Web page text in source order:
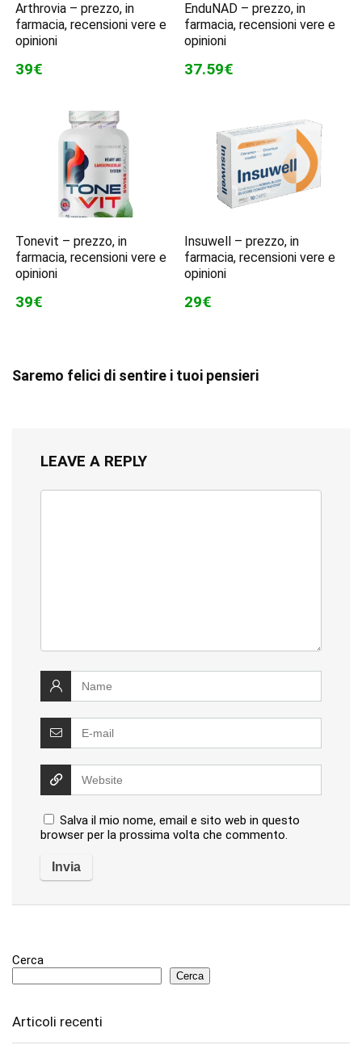
Arthrovia – prezzo, in
farmacia, recensioni vere e
opinioni
39€
EnduNAD – prezzo, in
farmacia, recensioni vere e
opinioni
37.59€
Tonevit – prezzo, in
farmacia, recensioni vere e
opinioni
39€
Insuwell – prezzo, in
farmacia, recensioni vere e
opinioni
29€
Saremo felici di sentire i tuoi pensieri
LEAVE A REPLY
Salva il mio nome, email e sito web in questo
browser per la prossima volta che commento.
Cerca
Cerca
Articoli recenti